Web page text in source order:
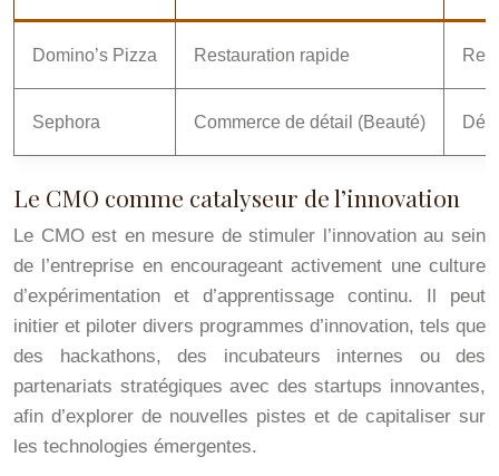
Domino’s Pizza Restauration rapide
Sephora Commerce de détail (Beauté)
Le CMO comme catalyseur de l’innovation
Le CMO est en mesure de stimuler l’innovation au sein
de l’entreprise en encourageant activement une culture
d’expérimentation et d’apprentissage continu. Il peut
initier et piloter divers programmes d’innovation, tels que
des hackathons, des incubateurs internes ou des
partenariats stratégiques avec des startups innovantes,
afin d’explorer de nouvelles pistes et de capitaliser sur
les technologies émergentes.